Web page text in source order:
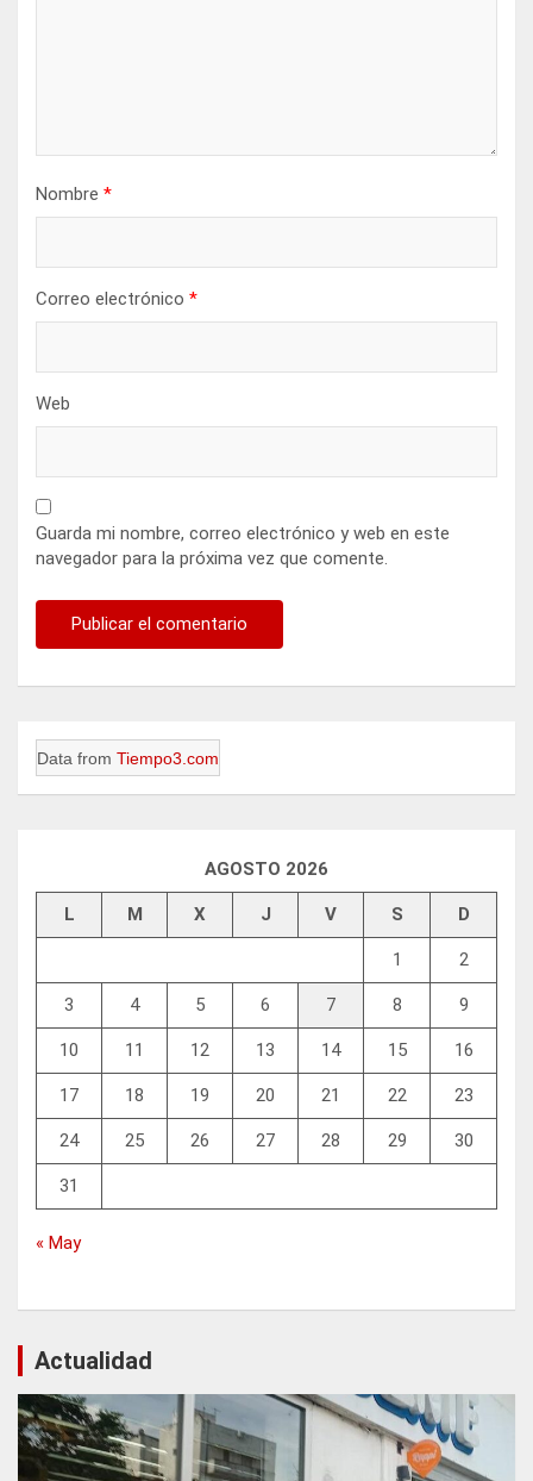
Nombre *
Correo electrónico *
Web
Guarda mi nombre, correo electrónico y web en este
navegador para la próxima vez que comente.
Data from Tiempo3.com
AGOSTO 2026
L M X J V S D
1 2
3 4 5 6 7 8 9
10 11 12 13 14 15 16
17 18 19 20 21 22 23
24 25 26 27 28 29 30
31
« May
Actualidad